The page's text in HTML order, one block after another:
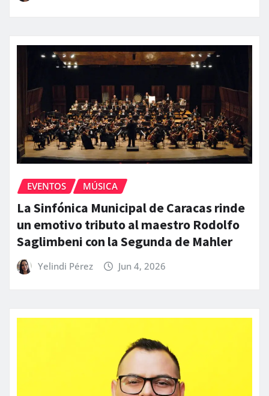
EVENTOS MÚSICA
La Sinfónica Municipal de Caracas rinde
un emotivo tributo al maestro Rodolfo
Saglimbeni con la Segunda de Mahler
Yelindi Pérez Jun 4, 2026